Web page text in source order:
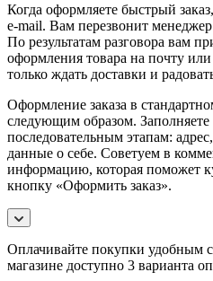
Когда оформляете быстрый
e-mail. Вам перезвонит менеджер
По результатам разговора вам
оформления товара на почту
только ждать доставки и
Оформление заказа в
следующим образом.
последовательным этапам:
данные о себе. Советуем в
информацию, которая поможет
кнопку «Оформить заказ».
Оплачивайте покупки удобным
магазине доступно 3 варианта